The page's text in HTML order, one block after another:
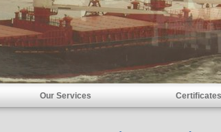
Our Services